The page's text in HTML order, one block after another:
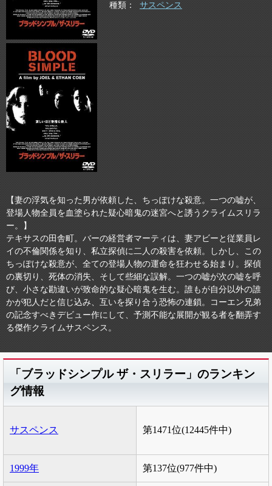
種類
サスペンス
【妻の浮気を知った男が依頼した、ちっぽけな殺意。一つの嘘が、
登場人物全員を血塗られた疑心暗鬼の迷宮へと誘うクライムスリラ
ー。】
テキサスの田舎町。バーの経営者マーティは、妻アビーと従業員レ
イの不倫関係を知り、私立探偵に二人の殺害を依頼。しかし、この
ちっぽけな殺意が、全ての登場人物の運命を狂わせる始まり。探偵
の裏切り、死体の消失、そして些細な誤解。一つの嘘が次の嘘を呼
び、小さな勘違いが致命的な疑心暗鬼を生む。誰もが自分以外の誰
かが犯人だと信じ込み、互いを探り合う恐怖の連鎖。コーエン兄弟
の記念すべきデビュー作にして、予測不能な展開が観る者を翻弄す
る傑作クライムサスペンス。
「ブラッドシンプル ザ・スリラー」のランキン
グ情報
サスペンス 第1471位(12445件中)
1999年 第137位(977件中)